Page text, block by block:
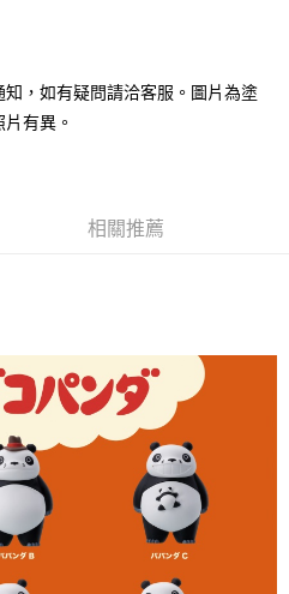
的期數、繳款截止日，確認付款後即完
付你分期」於每月結算日後寄送繳費提
「超商條碼／台灣大直營門市／銀行轉
路繳費。
公司」（以下簡稱本公司）所提供，讓
品或服務，並由商店將買賣／分期付款
用本公司帳單繳交帳款。
」之契約關係目的，商店將以您的個人
予台灣大哥大進項蒐集、處理及利用，
上)免運費
上)免運費
)免運費
，如有疑問請洽客服。圖片為塗
有異。
相關推薦